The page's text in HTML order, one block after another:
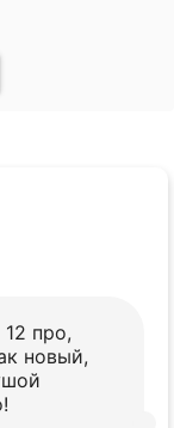
про,
новый,